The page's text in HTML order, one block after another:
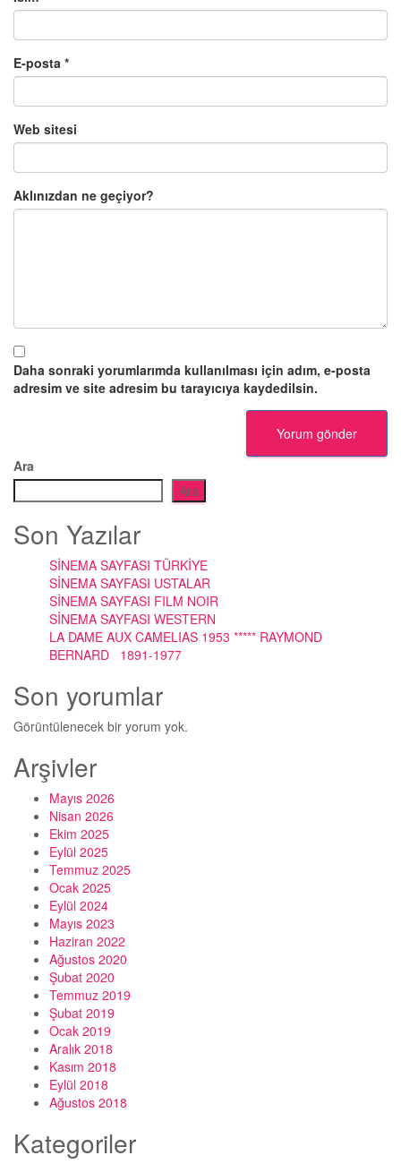
E-posta *
Web sitesi
Aklınızdan ne geçiyor?
Daha sonraki yorumlarımda kullanılması için adım, e-posta
adresim ve site adresim bu tarayıcıya kaydedilsin.
Ara
Ara
Son Yazılar
SİNEMA SAYFASI TÜRKİYE
SİNEMA SAYFASI USTALAR
SİNEMA SAYFASI FILM NOIR
SİNEMA SAYFASI WESTERN
LA DAME AUX CAMELIAS 1953 ***** RAYMOND
BERNARD 1891-1977
Son yorumlar
Görüntülenecek bir yorum yok.
Arşivler
Mayıs 2026
Nisan 2026
Ekim 2025
Eylül 2025
Temmuz 2025
Ocak 2025
Eylül 2024
Mayıs 2023
Haziran 2022
Ağustos 2020
Şubat 2020
Temmuz 2019
Şubat 2019
Ocak 2019
Aralık 2018
Kasım 2018
Eylül 2018
Ağustos 2018
Kategoriler